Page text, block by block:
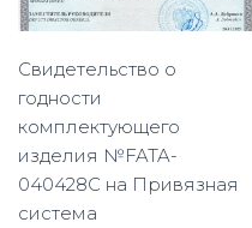
Свидетельство о
годности
комплектующего
изделия №FATA-
040428C на Привязная
система